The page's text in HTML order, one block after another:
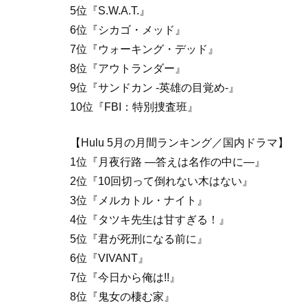
5位『S.W.A.T.』
6位『シカゴ・メッド』
7位『ウォーキング・デッド』
8位『アウトランダー』
9位『サンドカン ‐英雄の目覚め‐』
10位『FBI：特別捜査班』
【Hulu 5月の月間ランキング／国内ドラマ】
1位『月夜行路 ―答えは名作の中に―』
2位『10回切って倒れない木はない』
3位『メルカトル・ナイト』
4位『タツキ先生は甘すぎる！』
5位『君が死刑になる前に』
6位『VIVANT』
7位『今日から俺は!!』
8位『鬼女の棲む家』